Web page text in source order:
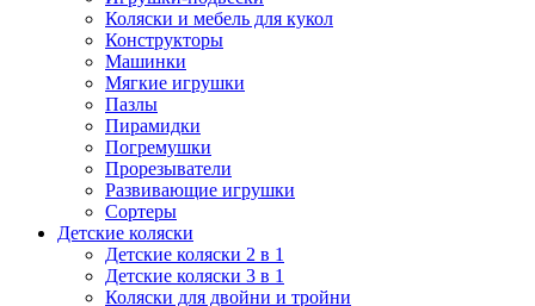
Коляски и мебель для кукол
Конструкторы
Машинки
Мягкие игрушки
Пазлы
Пирамидки
Погремушки
Прорезыватели
Развивающие игрушки
Сортеры
Детские коляски
Детские коляски 2 в 1
Детские коляски 3 в 1
Коляски для двойни и тройни